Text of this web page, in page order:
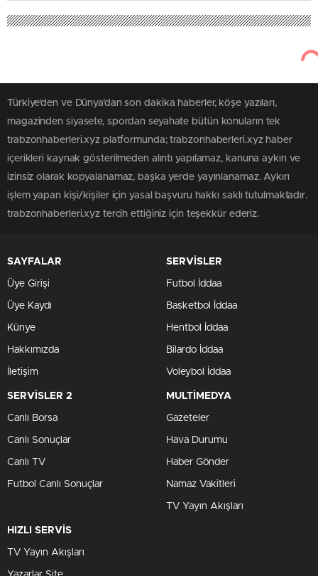
Türkiye'den ve Dünya’dan son dakika haberler, köşe yazıları,
magazinden siyasete, spordan seyahate bütün konuların tek
trabzonhaberleri.xyz platformunda; trabzonhaberleri.xyz haber
içerikleri kaynak gösterilmeden alıntı yapılamaz, kanuna aykırı ve
izinsiz olarak kopyalanamaz, başka yerde yayınlanamaz. Aykırı
işlem yapan kişi/kişiler için yasal başvuru hakkı saklı tutulmaktadır.
trabzonhaberleri.xyz tercih ettiğiniz için teşekkür ederiz.
SAYFALAR
Üye Girişi
Üye Kaydı
Künye
Hakkımızda
İletişim
SERVİSLER
Futbol İddaa
Basketbol İddaa
Hentbol İddaa
Bilardo İddaa
Voleybol İddaa
SERVİSLER 2
Canlı Borsa
Canlı Sonuçlar
Canlı TV
Futbol Canlı Sonuçlar
MULTİMEDYA
Gazeteler
Hava Durumu
Haber Gönder
Namaz Vakitleri
TV Yayın Akışları
HIZLI SERVİS
TV Yayın Akışları